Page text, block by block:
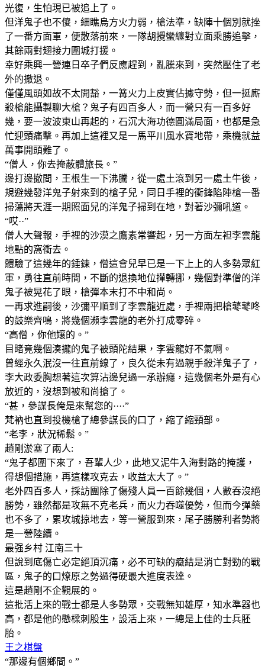
光復，生怕現已被追上了。
但洋鬼子也不傻，細瞧烏方火力弱，槍法準，缺陣十個別就挫
了一番方面軍，便散落前來，一隊胡攪蠻纏對立面乘勝追擊，
其餘兩對翅接力圍城打援。
幸好乘興一營連日卒子們反應趕到，亂騰來到，突然壓住了老
外的撤退。
僅僅風頭如故不太開豁，一篝火力上皮實佔據守勢，但一挺廝
殺槍能攝製聊大槍？鬼子有四百多人，而一營只有一百多好
幾，要一波波東山再起的，石沉大海功德圓滿局面，也都是急
忙迎頭痛擊。再加上這裡又是一馬平川風水寶地帶，乘機就益
萬事開頭難了。
“僧人，你去掩蔽體旅長。”
邊打邊撤間，王根生一下沸騰，從一處土滾到另一處土牛後，
規避幾發洋鬼子射來到的槍子兒，同日手裡的衝鋒陷陣槍一番
掃蕩將天涯一期照面兒的洋鬼子掃到在地，對著沙彌吼道。
“哎··”
僧人大聲報，手裡的沙漠之鷹素常響起，另一方面左袒李雲龍
地點的窩衝去。
體驗了這幾年的錘鍊，僧這會兒早已是一下上上的人多勢眾紅
軍，勇往直前時間，不斷的退換地位攆轉挪，幾個對準僧的洋
鬼子被晃花了眼，槍彈本末打不中和尚。
一再求進嗣後，沙彌平順到了李雲龍近處，手裡兩把槍鼕鼕咚
的鼓樂齊鳴，將幾個瀕李雲龍的老外打成零碎。
“高僧，你他孃的。”
目睹竟幾個湊攏的鬼子被頭陀結果，李雲龍好不氣啊。
曾經永久泯沒一往直前線了，良久從未有過親手殺洋鬼子了，
李大政委胸想著這次算沾邊兒過一承辦癮，這幾個老外是有心
放近的，沒想到被和尚搶了。
“甚，參謀長俺是來幫您的····”
梵衲也直到投機槍了總參謀長的口了，縮了縮頸部。
“老李，狀況稀鬆。”
趙剛淤塞了兩人:
“鬼子都圍下來了，吾輩人少，此地又泥牛入海對路的掩護，
得想個措施，再這樣攻克去，收益太大了。”
老外四百多人，採訪團除了傷殘人員一百餘幾個，人數吞沒絕
勝勢，雖然都是攻無不克老兵，而火力吞噬優勢，但而今彈藥
也不多了，累攻城掠地去，等一營服到來，尾子勝勝利者勢將
是一營陸續。
最强乡村 江南三十
但說到底傷亡必定絕頂沉痛，必不可缺的癥結是消亡對勁的戰
區，鬼子的口燎原之勢過得硬最大進度表達。
這是趙剛不企觀展的。
這批活上來的戰士都是人多勢眾，交戰無知雄厚，知水準器也
高，都是他的懸樑刺股生，設活上來，一總是上佳的士兵胚
胎。
王之棋盤
“那邊有個鄉間。”